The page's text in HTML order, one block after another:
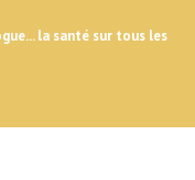
la santé sur tous les